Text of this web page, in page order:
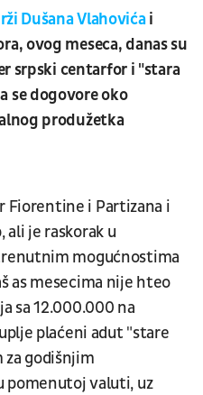
Dušana Vlahovićai
ovog meseca, danas su
srpski centarfor i "stara
se dogovore oko
produžetka
Fiorentine i Partizana i
je raskorak u
mogućnostima
as mesecima nije hteo
sa 12.000.000 na
plaćeni adut "stare
godišnjim
pomenutoj valuti, uz